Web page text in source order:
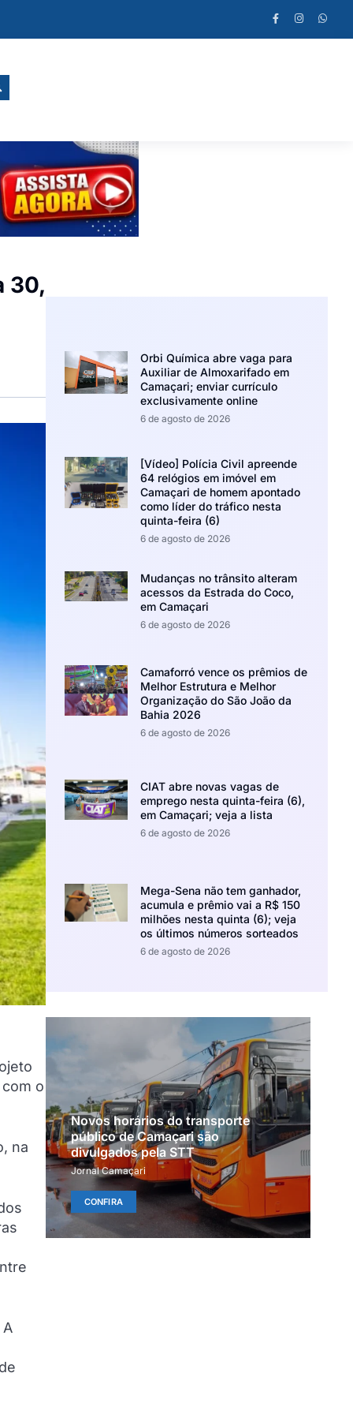
30,
o
na
Orbi Química abre vaga para
Auxiliar de Almoxarifado em
Camaçari; enviar currículo
exclusivamente online
6 de agosto de 2026
[Vídeo] Polícia Civil apreende
64 relógios em imóvel em
Camaçari de homem apontado
como líder do tráfico nesta
quinta-feira (6)
6 de agosto de 2026
Mudanças no trânsito alteram
acessos da Estrada do Coco,
em Camaçari
6 de agosto de 2026
Camaforró vence os prêmios de
Melhor Estrutura e Melhor
Organização do São João da
Bahia 2026
6 de agosto de 2026
CIAT abre novas vagas de
emprego nesta quinta-feira (6),
em Camaçari; veja a lista
6 de agosto de 2026
Mega-Sena não tem ganhador,
acumula e prêmio vai a R$ 150
milhões nesta quinta (6); veja
os últimos números sorteados
6 de agosto de 2026
Novos horários do transporte
público de Camaçari são
divulgados pela STT
Jornal Camaçari
CONFIRA